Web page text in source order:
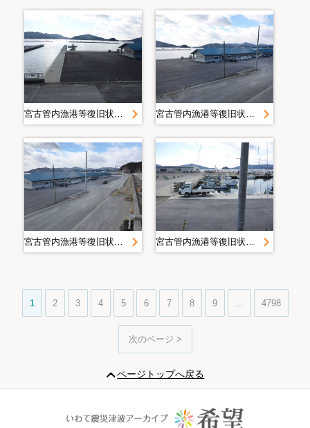
宮古管内漁港等復旧状況定点写真＿Ｈ２８．２月＿大沢漁港 宮古管内漁港等復旧状況定点写真＿Ｈ２８．２月＿大沢漁港
宮古管内漁港等復旧状況定点写真＿Ｈ２８．２月＿大沢漁港 宮古管内漁港等復旧状況定点写真＿Ｈ２８．２月＿大沢漁港
1 2 3 4 5 6 7 8 9 4798
次のページ >
ページトップへ戻る